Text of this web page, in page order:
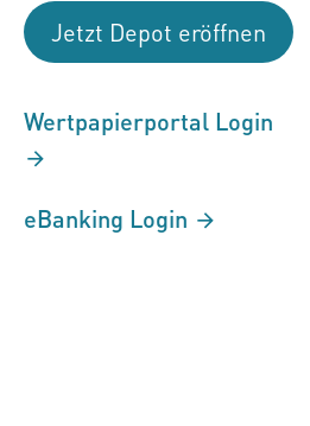
Jetzt Depot eröffnen
Wertpapierportal Login
eBanking Login